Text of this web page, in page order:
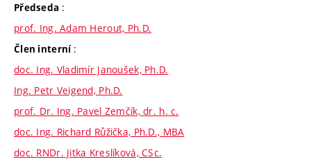
Předseda :
prof. Ing. Adam Herout, Ph.D.
Člen interní :
doc. Ing. Vladimír Janoušek, Ph.D.
Ing. Petr Veigend, Ph.D.
prof. Dr. Ing. Pavel Zemčík, dr. h. c.
doc. Ing. Richard Růžička, Ph.D., MBA
doc. RNDr. Jitka Kreslíková, CSc.